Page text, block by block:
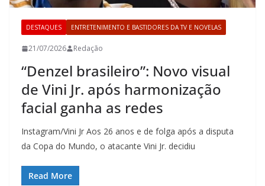
DESTAQUES ENTRETENIMENTO E BASTIDORES DA TV E NOVELAS
21/07/2026 Redação
“Denzel brasileiro”: Novo visual
de Vini Jr. após harmonização
facial ganha as redes
Instagram/Vini Jr Aos 26 anos e de folga após a disputa
da Copa do Mundo, o atacante Vini Jr. decidiu
Read More